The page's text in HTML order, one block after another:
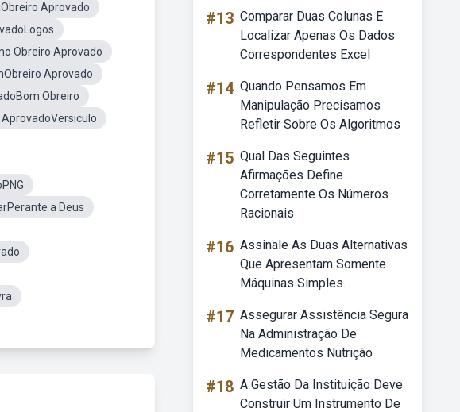
Aprovado
Obreiro Aprovado
Aprovado
Obreiro
a Deus
#13 Comparar Duas Colunas E
Localizar Apenas Os Dados
Correspondentes Excel
#14 Quando Pensamos Em
Manipulação Precisamos
Refletir Sobre Os Algoritmos
#15 Qual Das Seguintes
Afirmações Define
Corretamente Os Números
Racionais
#16 Assinale As Duas Alternativas
Que Apresentam Somente
Máquinas Simples.
#17 Assegurar Assistência Segura
Na Administração De
Medicamentos Nutrição
#18 A Gestão Da Instituição Deve
Construir Um Instrumento De